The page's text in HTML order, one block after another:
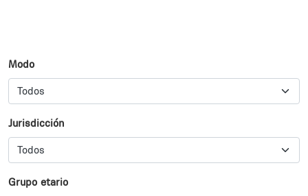
Modo
Jurisdicción
Grupo etario